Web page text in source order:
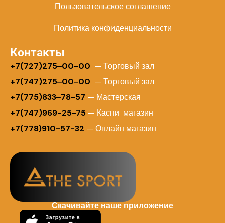
Пользовательское соглашение
Политика конфиденциальности
Контакты
+7(727)275‒00‒00 — Торговый зал
+7(747)275‒00‒00 — Торговый зал
+7(775)833‒78‒57 — Мастерская
+7(747)969-25-75 — Каспи магазин
+7(778)910-57-32 — Онлайн магазин
Скачивайте наше приложение